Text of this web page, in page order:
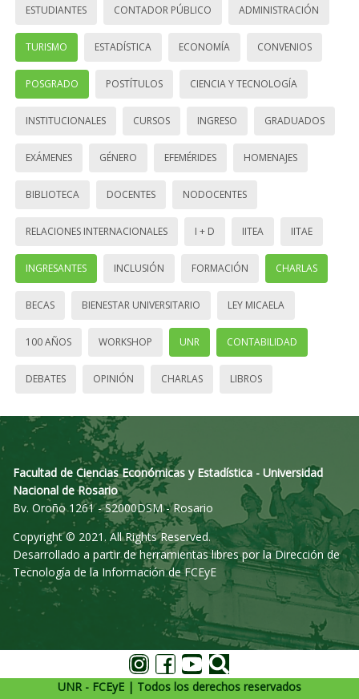
ESTUDIANTES CONTADOR PÚBLICO ADMINISTRACIÓN
TURISMO ESTADÍSTICA ECONOMÍA CONVENIOS
POSGRADO POSTÍTULOS CIENCIA Y TECNOLOGÍA
INSTITUCIONALES CURSOS INGRESO GRADUADOS
EXÁMENES GÉNERO EFEMÉRIDES HOMENAJES
BIBLIOTECA DOCENTES NODOCENTES
RELACIONES INTERNACIONALES I + D IITEA IITAE
INGRESANTES INCLUSIÓN FORMACIÓN CHARLAS
BECAS BIENESTAR UNIVERSITARIO LEY MICAELA
100 AÑOS WORKSHOP UNR CONTABILIDAD
DEBATES OPINIÓN CHARLAS LIBROS
Facultad de Ciencias Económicas y Estadística - Universidad
Nacional de Rosario
Bv. Oroño 1261 - S2000DSM - Rosario
Copyright © 2021. All Rights Reserved.
Desarrollado a partir de herramientas libres por la Dirección de
Tecnología de la Información de FCEyE
UNR - FCEyE | Todos los derechos reservados